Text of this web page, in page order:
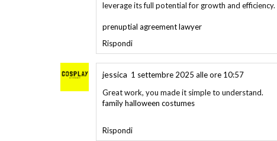
leverage its full potential for growth and efficiency.
prenuptial agreement lawyer
Rispondi
jessica 1 settembre 2025 alle ore 10:57
Great work, you made it simple to understand.
family halloween costumes
Rispondi